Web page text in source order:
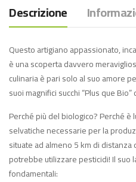
Descrizione
Questo artigiano appassionato,
è una scoperta davvero
culinaria è pari solo al suo amore
suoi magnifici succhi “Plus que
Perché più del biologico? Perché
selvatiche necessarie per la
situate ad almeno 5 km di
potrebbe utilizzare pesticidi! Il suo
fondamentali: